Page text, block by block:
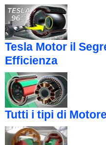
Tesla Motor il
Efficienza
Tutti i tipi di